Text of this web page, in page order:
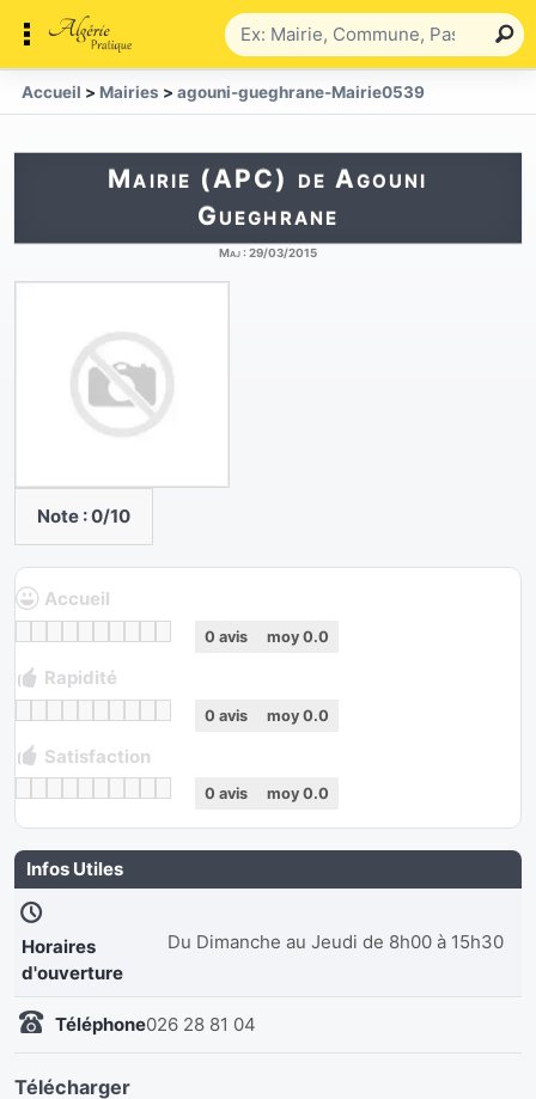
Accueil > Mairies > agouni-gueghrane-Mairie0539
Mairie (APC) de Agouni
Gueghrane
Maj : 29/03/2015
Note :0/10
Accueil
0 avis moy 0.0
Rapidité
0 avis moy 0.0
Satisfaction
0 avis moy 0.0
Infos Utiles
Horaires
d'ouverture
Du Dimanche au Jeudi de 8h00 à 15h30
Téléphone026 28 81 04
Télécharger